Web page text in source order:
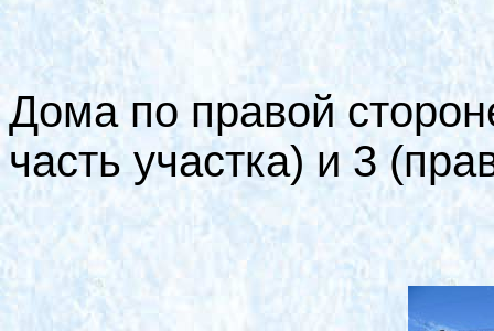
Дома по правой
часть участка) и 3